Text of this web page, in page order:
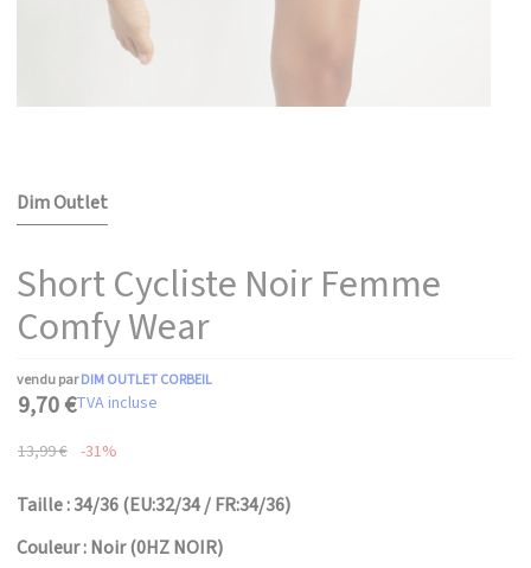
Dim Outlet
Short Cycliste Noir Femme
Comfy Wear
vendu parDIM OUTLET CORBEIL
9,70 €TVA incluse
13,99 € -31%
Taille : 34/36 (EU:32/34 / FR:34/36)
Couleur : Noir (0HZ NOIR)